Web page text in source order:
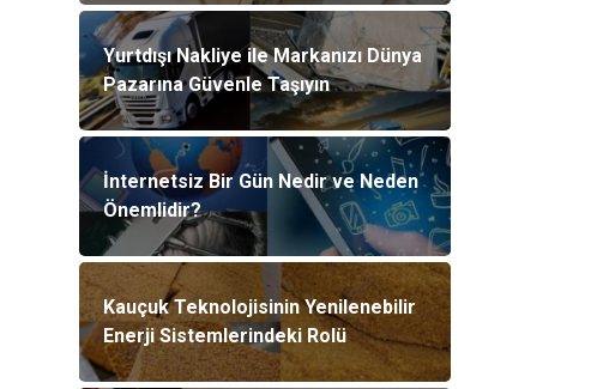
Yurtdışı Nakliye ile Markanızı Dünya
Pazarına Güvenle Taşıyın
İnternetsiz Bir Gün Nedir ve Neden
Önemlidir?
Kauçuk Teknolojisinin Yenilenebilir
Enerji Sistemlerindeki Rolü